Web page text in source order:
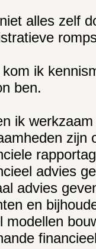
alles zelf
ik
ben.
ik
zijn
advies
advies
en
modellen